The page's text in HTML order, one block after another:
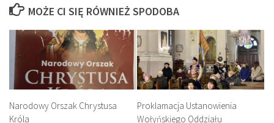
MOŻE CI SIĘ RÓWNIEŻ SPODOBA
Narodowy Orszak Chrystusa
Króla
Proklamacja Ustanowienia
Wołyńskiego Oddziału